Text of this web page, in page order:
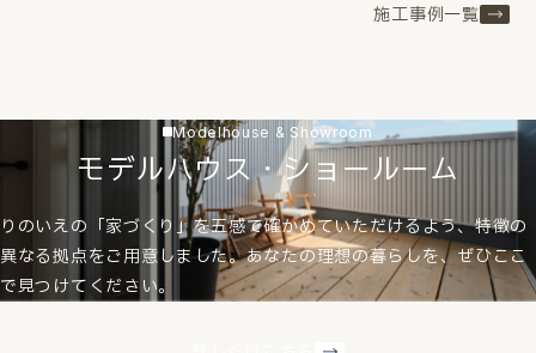
施工事例一覧
Modelhouse & Showroom
モデルハウス・ショールーム
りのいえの「家づくり」を五感で確かめていただけるよう、特徴の
異なる拠点をご用意しました。あなたの理想の暮らしを、ぜひここ
で見つけてください。